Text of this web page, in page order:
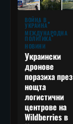
ВОЙНА В
УКРАЙНА
МЕЖДУНАРОДНА
ПОЛИТИКА
НОВИНИ
Украински
дронове
поразиха през
нощта
логистични
центрове на
Wildberries в